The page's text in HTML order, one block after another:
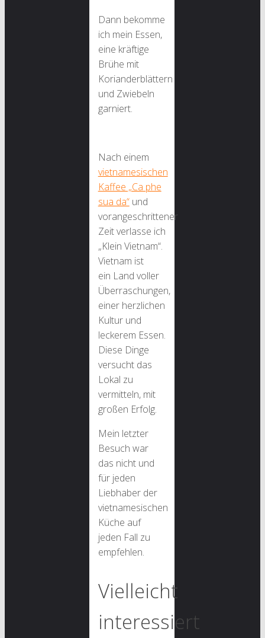
Dann bekomme
ich mein Essen,
eine kräftige
Brühe mit
Korianderblättern
und Zwiebeln
garniert.
Nach einem
vietnamesischen
Kaffee „Ca phe
sua da“und
vorangeschrittener
Zeit verlasse ich
„Klein Vietnam“.
Vietnam ist
ein Land voller
Überraschungen,
einer herzlichen
Kultur und
leckerem Essen.
Diese Dinge
versucht das
Lokal zu
vermitteln, mit
großen Erfolg.
Mein letzter
Besuch war
das nicht und
für jeden
Liebhaber der
vietnamesischen
Küche auf
jeden Fall zu
empfehlen.
Vielleicht
interessiert